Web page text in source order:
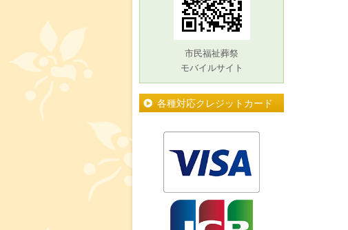
市民福祉葬祭
モバイルサイト
各種対応クレジットカード